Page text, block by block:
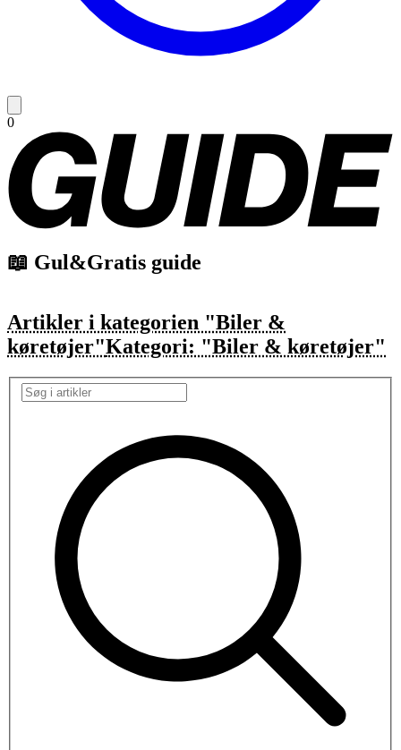
0
📖 Gul&Gratis guide
Artikler i kategorien "Biler &
køretøjer"Kategori: "Biler & køretøjer"